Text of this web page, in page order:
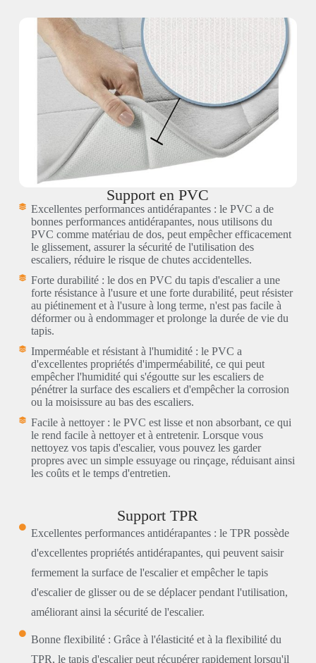
Support en PVC
Excellentes performances antidérapantes : le PVC a de
bonnes performances antidérapantes, nous utilisons du
PVC comme matériau de dos, peut empêcher efficacement
le glissement, assurer la sécurité de l'utilisation des
escaliers, réduire le risque de chutes accidentelles.
Forte durabilité : le dos en PVC du tapis d'escalier a une
forte résistance à l'usure et une forte durabilité, peut résister
au piétinement et à l'usure à long terme, n'est pas facile à
déformer ou à endommager et prolonge la durée de vie du
tapis.
Imperméable et résistant à l'humidité : le PVC a
d'excellentes propriétés d'imperméabilité, ce qui peut
empêcher l'humidité qui s'égoutte sur les escaliers de
pénétrer la surface des escaliers et d'empêcher la corrosion
ou la moisissure au bas des escaliers.
Facile à nettoyer : le PVC est lisse et non absorbant, ce qui
le rend facile à nettoyer et à entretenir. Lorsque vous
nettoyez vos tapis d'escalier, vous pouvez les garder
propres avec un simple essuyage ou rinçage, réduisant ainsi
les coûts et le temps d'entretien.
Support TPR
Excellentes performances antidérapantes : le TPR possède
d'excellentes propriétés antidérapantes, qui peuvent saisir
fermement la surface de l'escalier et empêcher le tapis
d'escalier de glisser ou de se déplacer pendant l'utilisation,
améliorant ainsi la sécurité de l'escalier.
Bonne flexibilité : Grâce à l'élasticité et à la flexibilité du
TPR, le tapis d'escalier peut récupérer rapidement lorsqu'il